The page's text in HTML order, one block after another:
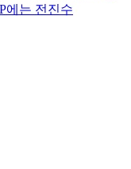
에는 전진수